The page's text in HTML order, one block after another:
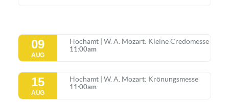
09
AUG
Hochamt | W. A. Mozart: Kleine Credomesse
11:00am
15
AUG
Hochamt | W. A. Mozart: Krönungsmesse
11:00am